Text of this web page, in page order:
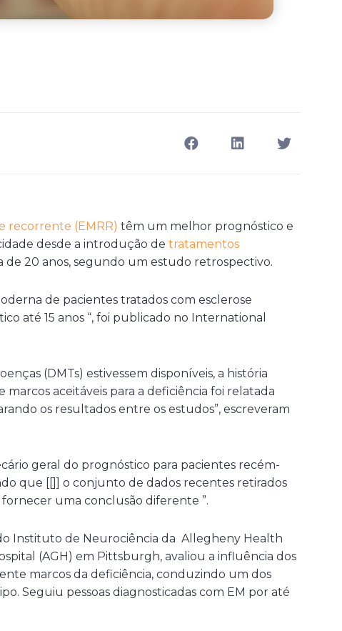
recorrente (EMRR) têm um melhor prognóstico e
desde a introdução de tratamentos
de 20 anos, segundo um estudo retrospectivo.
de pacientes tratados com esclerose
até 15 anos “, foi publicado no International
(DMTs) estivessem disponíveis, a história
aceitáveis para a deficiência foi relatada
os resultados entre os estudos”, escreveram
geral do prognóstico para pacientes recém-
que [[]] o conjunto de dados recentes retirados
uma conclusão diferente ”.
Instituto de Neurociência da Allegheny Health
(AGH) em Pittsburgh, avaliou a influência dos
marcos da deficiência, conduzindo um dos
Seguiu pessoas diagnosticadas com EM por até